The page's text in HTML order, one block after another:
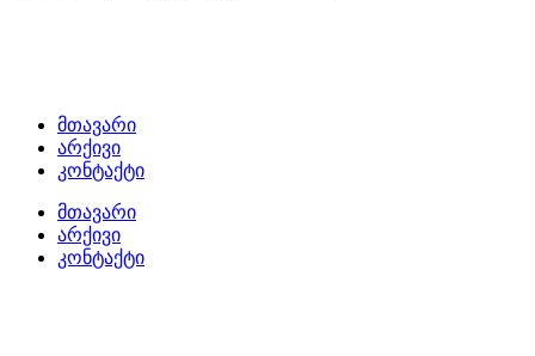
მთავარი
არქივი
კონტაქტი
მთავარი
არქივი
კონტაქტი